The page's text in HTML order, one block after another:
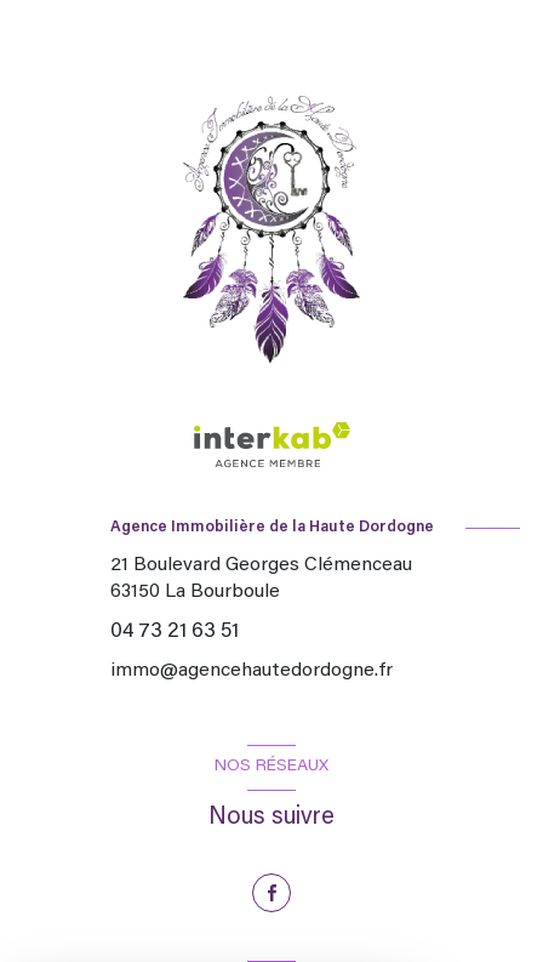
Agence Immobilière de la Haute Dordogne
21 Boulevard Georges Clémenceau
63150 La Bourboule
04 73 21 63 51
immo@agencehautedordogne.fr
NOS RÉSEAUX
Nous suivre